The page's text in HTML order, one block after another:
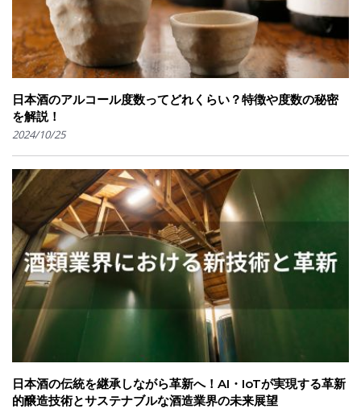
日本酒のアルコール度数ってどれくらい？特徴や度数の秘密
を解説！
2024/10/25
日本酒の伝統を継承しながら革新へ！AI・IoTが実現する革新
的醸造技術とサステナブルな酒造業界の未来展望